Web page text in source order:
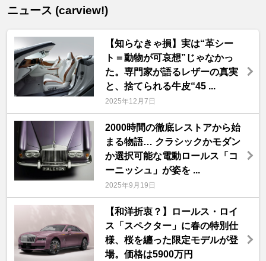
ニュース (carview!)
【知らなきゃ損】実は“革シー
ト＝動物が可哀想”じゃなかっ
た。専門家が語るレザーの真実
と、捨てられる牛皮“45 ...
2025年12月7日
2000時間の徹底レストアから始
まる物語… クラシックかモダン
か選択可能な電動ロールス「コ
ーニッシュ」が姿を ...
2025年9月19日
【和洋折衷？】ロールス・ロイ
ス「スペクター」に春の特別仕
様、桜を纏った限定モデルが登
場。価格は5900万円